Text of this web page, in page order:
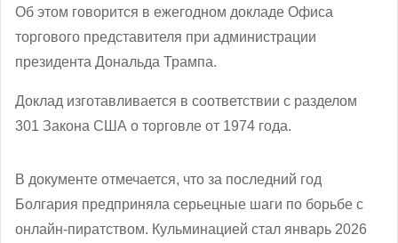
Об этом говорится в ежегодном докладе Офиса
торгового представителя при администрации
президента Дональда Трампа.
Доклад изготавливается в соответствии с разделом
301 Закона США о торговле от 1974 года.
В документе отмечается, что за последний год
Болгария предприняла серьецные шаги по борьбе с
онлайн-пиратством. Кульминацией стал январь 2026